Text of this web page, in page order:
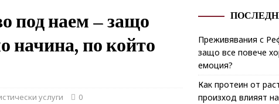
под наем – защо
начина, по който
услуги 0
Преживявания с
защо все повече
емоция?
Как протеин от
произход влияят